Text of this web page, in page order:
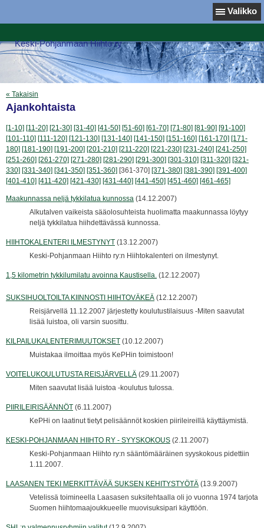
Valikko
Keski-Pohjanmaan Hiihto ry
« Takaisin
Ajankohtaista
[1-10] [11-20] [21-30] [31-40] [41-50] [51-60] [61-70] [71-80] [81-90] [91-100]
[101-110] [111-120] [121-130] [131-140] [141-150] [151-160] [161-170] [171-
180] [181-190] [191-200] [201-210] [211-220] [221-230] [231-240] [241-250]
[251-260] [261-270] [271-280] [281-290] [291-300] [301-310] [311-320] [321-
330] [331-340] [341-350] [351-360] [361-370] [371-380] [381-390] [391-400]
[401-410] [411-420] [421-430] [431-440] [441-450] [451-460] [461-465]
Maakunnassa neljä tykkilatua kunnossa (14.12.2007)
Alkutalven vaikeista sääolosuhteista huolimatta maakunnassa löytyy
neljä tykkilatua hiihdettävässä kunnossa.
HIIHTOKALENTERI ILMESTYNYT (13.12.2007)
Keski-Pohjanmaan Hiihto ry:n Hiihtokalenteri on ilmestynyt.
1,5 kilometrin tykkilumilatu avoinna Kaustisella. (12.12.2007)
SUKSIHUOLTOILTA KIINNOSTI HIIHTOVÄKEÄ (12.12.2007)
Reisjärvellä 11.12.2007 järjestetty koulutustilaisuus -Miten saavutat
lisää luistoa, oli varsin suosittu.
KILPAILUKALENTERIMUUTOKSET (10.12.2007)
Muistakaa ilmoittaa myös KePHin toimistoon!
VOITELUKOULUTUSTA REISJÄRVELLÄ (29.11.2007)
Miten saavutat lisää luistoa -koulutus tulossa.
PIIRILEIRISÄÄNNÖT (6.11.2007)
KePHi on laatinut tietyt pelisäännöt koskien piirileireillä käyttäymistä.
KESKI-POHJANMAAN HIIHTO RY - SYYSKOKOUS (2.11.2007)
Keski-Pohjanmaan Hiihto ry:n sääntömääräinen syyskokous pidettiin
1.11.2007.
LAASANEN TEKI MERKITTÄVÄÄ SUKSEN KEHITYSTYÖTÄ (13.9.2007)
Vetelissä toimineella Laasasen suksitehtaalla oli jo vuonna 1974 tarjota
Suomen hiihtomaajoukkueelle muovisuksipari käyttöön.